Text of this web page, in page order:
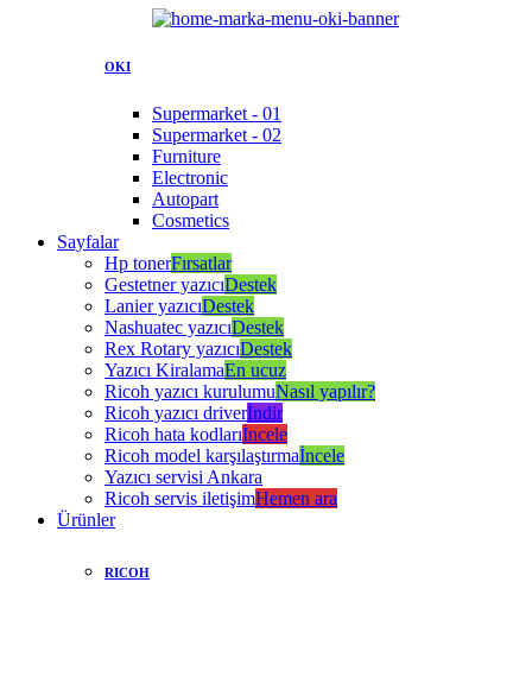
OKI
Supermarket - 01
Supermarket - 02
Furniture
Electronic
Autopart
Cosmetics
Sayfalar
Hp tonerFırsatlar
Gestetner yazıcıDestek
Lanier yazıcıDestek
Nashuatec yazıcıDestek
Rex Rotary yazıcıDestek
Yazıcı KiralamaEn ucuz
Ricoh yazıcı kurulumuNasıl yapılır?
Ricoh yazıcı driverİndir
Ricoh hata kodlarıİncele
Ricoh model karşılaştırmaİncele
Yazıcı servisi Ankara
Ricoh servis iletişimHemen ara
Ürünler
RICOH